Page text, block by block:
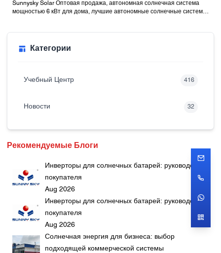
Sunnysky Solar Оптовая продажа, автономная солнечная система
мощностью 6 кВт для дома, лучшие автономные солнечные системы
Категории
Учебный Центр 416
Новости 32
Рекомендуемые Блоги
Инверторы для солнечных батарей: руководство
покупателя
Aug 2026
Инверторы для солнечных батарей: руководство
покупателя
Aug 2026
Солнечная энергия для бизнеса: выбор
подходящей коммерческой системы